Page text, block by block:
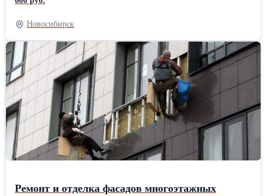
декоративная штукатурка стен фасада, покраска фасада,
установка декор элементов аттестованными промышленными
альпинистами с 9 летним опытом. Быстрый и эффективный
способ борьбы с промерзанием стен и шумом с улицы
пенопластом, пенополистролом и минеральной ватой. Звоните,
мы найдём решение вашей проблемы, подберём необходимые
материалы и технологию монтажа. Довертись профессионалам,
мы утепляем многоквартирные дома и производственные
помещения с 2012г.! Стоимость утепления стен квартиры или
дома зависит от сложности заказа. Цена обговаривается после
бесплатного осмотра места работы. Утепление стен снаружи
пенопластом всего от 600 рублей/м2. Лучше один раз утеплить
фасад и навсегда забыть о сквозняках и холоде у вас дома, чем
без конца пытаться делать ремонт межпанельных швов!
Новосибирск
Ремонт и отделка фасадов многоэтажных